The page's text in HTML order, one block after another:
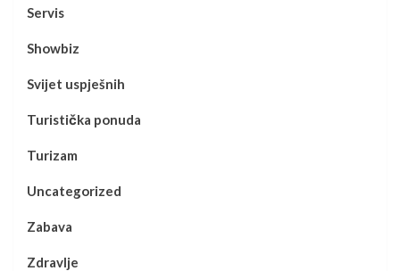
Servis
Showbiz
Svijet uspješnih
Turistička ponuda
Turizam
Uncategorized
Zabava
Zdravlje